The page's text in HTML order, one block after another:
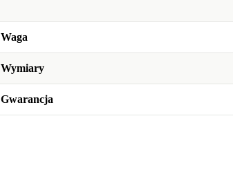
Waga
Wymiary
Gwarancja